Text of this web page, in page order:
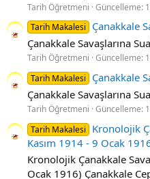
Tarih Öğretmeni Güncelleme:
Tarih Makalesi
Çanakkale
Çanakkale Savaşlarına
Tarih Öğretmeni Güncelleme:
Tarih Makalesi
Çanakkale
Çanakkale Savaşlarına
Tarih Öğretmeni Güncelleme:
Tarih Makalesi
Kronolojik
Kasım 1914 - 9 Ocak
Kronolojik Çanakkale
Ocak 1916) Çanakkale